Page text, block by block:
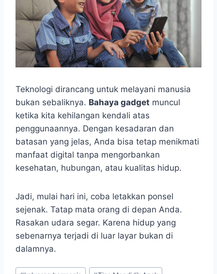
Teknologi dirancang untuk melayani manusia
bukan sebaliknya. Bahaya gadget muncul
ketika kita kehilangan kendali atas
penggunaannya. Dengan kesadaran dan
batasan yang jelas, Anda bisa tetap menikmati
manfaat digital tanpa mengorbankan
kesehatan, hubungan, atau kualitas hidup.
Jadi, mulai hari ini, coba letakkan ponsel
sejenak. Tatap mata orang di depan Anda.
Rasakan udara segar. Karena hidup yang
sebenarnya terjadi di luar layar bukan di
dalamnya.
Post